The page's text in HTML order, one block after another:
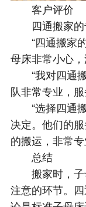
客户评价
四通搬家的
“四通搬家的
母床非常小心
“我对四通搬
队非常专业，
“选择四通搬
决定。他们的
的搬运，非常
总结
搬家时，子
注意的环节。